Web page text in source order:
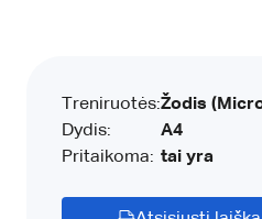
Treniruotės:
Dydis:
Pritaikoma:
Žodis
A4
tai yra